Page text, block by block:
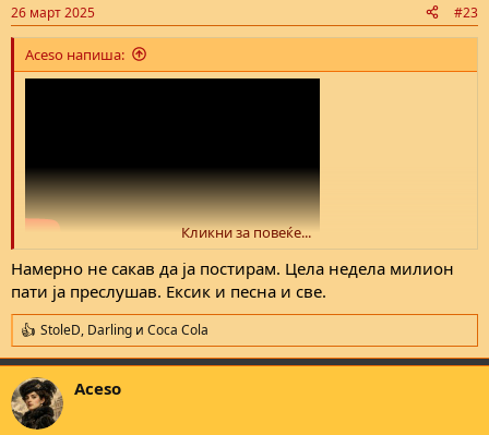
s
:
26 март 2025 #23
Aceso напиша:
Кликни за повеќе...
Намерно не сакав да ја постирам. Цела недела милион
пати ја преслушав. Ексик и песна и све.
R
e
a
c
t
i
StoleD, Darling и Coca Cola
Aceso